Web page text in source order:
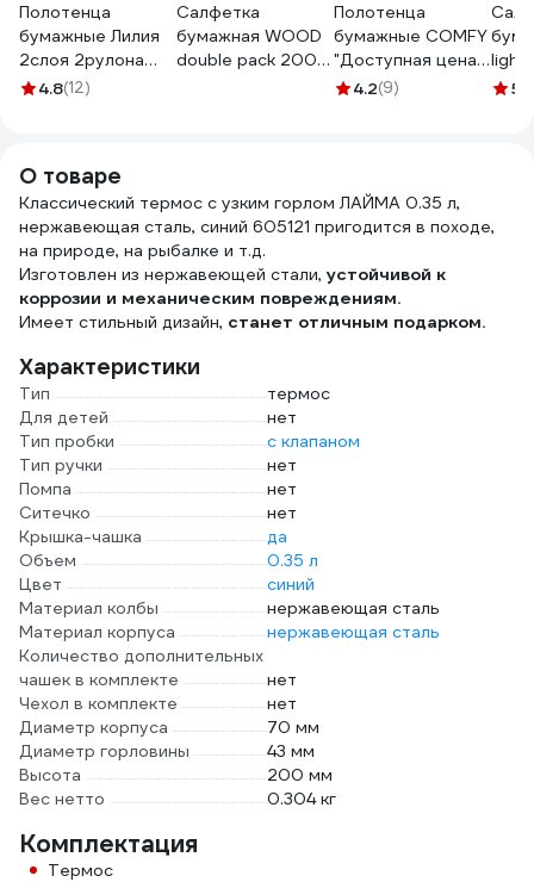
Полотенца
бумажные Лилия
2слоя 2рулона
белый цвет 7570
4.8(12)
Салфетка
бумажная WOOD
double pack 200
Полотенца
бумажные COMFY
"Доступная цена"
2-сл. 2 рул./вл.12
4.2(9)
light
5
О товаре
Классический термос с узким горлом ЛАЙМА 0.35 л,
нержавеющая сталь, синий 605121 пригодится в походе,
на природе, на рыбалке и т.д.
Изготовлен из нержавеющей стали, устойчивой к
коррозии и механическим повреждениям.
Имеет стильный дизайн, станет отличным подарком.
Характеристики
Тип
термос
Для детей
нет
Тип пробки
с клапаном
Тип ручки
нет
Помпа
нет
Ситечко
нет
Крышка-чашка
да
Объем
0.35 л
Цвет
синий
Материал колбы
нержавеющая сталь
Материал корпуса
нержавеющая сталь
Количество дополнительных
чашек в комплекте
нет
Чехол в комплекте
нет
Диаметр корпуса
70 мм
Диаметр горловины
43 мм
Высота
200 мм
Вес нетто
0.304 кг
Комплектация
Термос